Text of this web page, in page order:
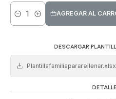
Cantidad
AGREGAR AL
DESCARGAR
Plantillafamiliapararellenar.xlsx